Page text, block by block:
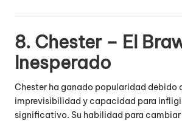
8. Chester – El
Inesperado
Chester ha ganado popularidad debido
imprevisibilidad y capacidad para
significativo. Su habilidad para cambiar